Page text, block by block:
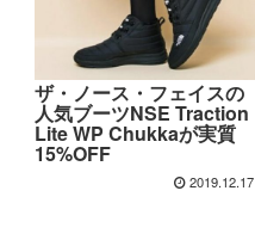
ザ・ノース・フェイスの
人気ブーツNSE Traction
Lite WP Chukkaが実質
15%OFF
2019.12.17